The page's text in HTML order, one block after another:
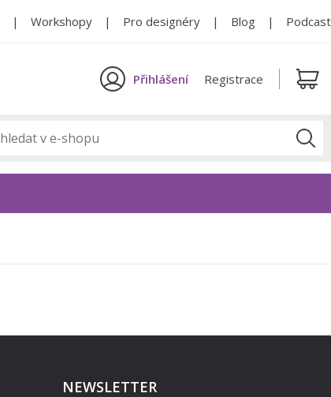
Workshopy Pro designéry Blog Podcast
Přihlášení Registrace
NEWSLETTER